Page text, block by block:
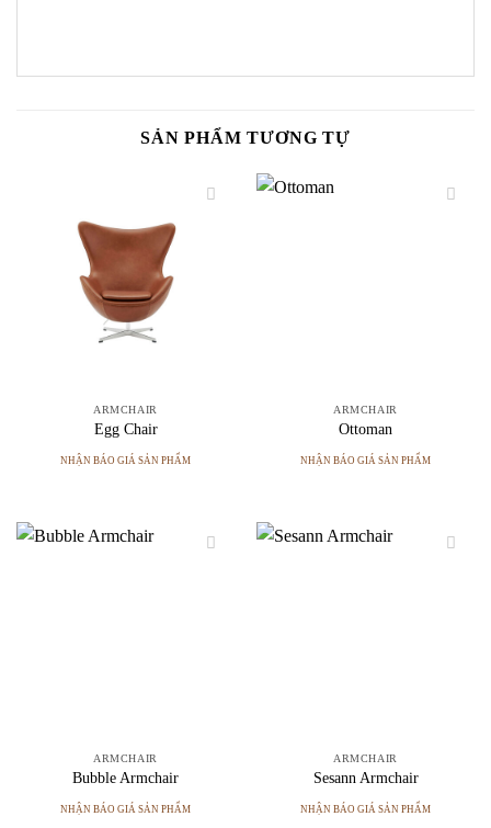
SẢN PHẨM TƯƠNG TỰ
ARMCHAIR
Egg Chair
NHẬN BÁO GIÁ SẢN PHẨM
ARMCHAIR
Ottoman
NHẬN BÁO GIÁ SẢN PHẨM
ARMCHAIR
Bubble Armchair
NHẬN BÁO GIÁ SẢN PHẨM
ARMCHAIR
Sesann Armchair
NHẬN BÁO GIÁ SẢN PHẨM